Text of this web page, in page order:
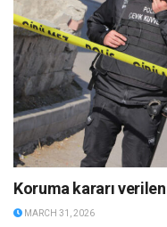
Koruma kararı
MARCH 31, 2026